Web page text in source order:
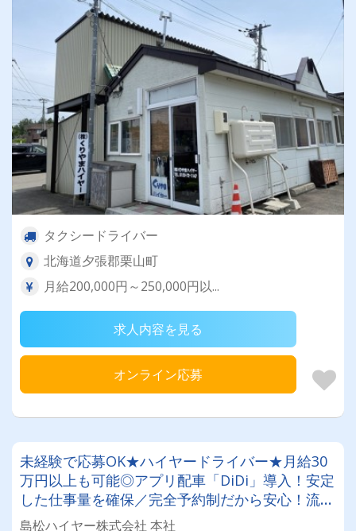
タクシードライバー
北海道夕張郡栗山町
月給200,000円～250,000円以...
求人内容を見る
オンライン応募
未経験で応募OK★ハイヤードライバー★月給30
万円以上も可能◎アプリ配車「DiDi」導入！安定
した仕事量を確保／完全予約制だから安心！流し
での営業一切ナシ！空港送迎・法人の定期輸送・
島松ハイヤー株式会社 本社